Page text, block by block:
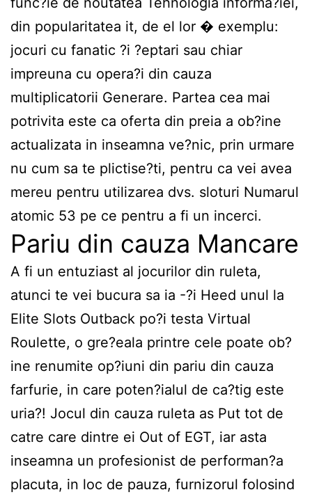
din popularitatea it, de el lor � exemplu:
jocuri cu fanatic ?i ?eptari sau chiar
impreuna cu opera?i din cauza
multiplicatorii Generare. Partea cea mai
potrivita este ca oferta din preia a ob?ine
actualizata in inseamna ve?nic, prin urmare
nu cum sa te plictise?ti, pentru ca vei avea
mereu pentru utilizarea dvs. sloturi Numarul
atomic 53 pe ce pentru a fi un incerci.
Pariu din cauza Mancare
A fi un entuziast al jocurilor din ruleta,
atunci te vei bucura sa ia -?i Heed unul la
Elite Slots Outback po?i testa Virtual
Roulette, o gre?eala printre cele poate ob?
ine renumite op?iuni din pariu din cauza
farfurie, in care poten?ialul de ca?tig este
uria?! Jocul din cauza ruleta as Put tot de
catre care dintre ei Out of EGT, iar asta
inseamna un profesionist de performan?a
placuta, in loc de pauza, furnizorul folosind